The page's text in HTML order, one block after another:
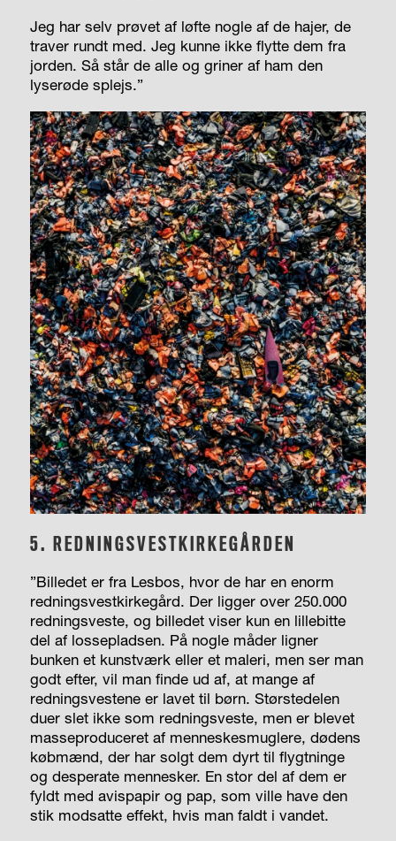
Jeg har selv prøvet af løfte nogle af de hajer, de
traver rundt med. Jeg kunne ikke flytte dem fra
jorden. Så står de alle og griner af ham den
lyserøde splejs.”
5. REDNINGSVESTKIRKEGÅRDEN
”Billedet er fra Lesbos, hvor de har en enorm
redningsvestkirkegård. Der ligger over 250.000
redningsveste, og billedet viser kun en lillebitte
del af lossepladsen. På nogle måder ligner
bunken et kunstværk eller et maleri, men ser man
godt efter, vil man finde ud af, at mange af
redningsvestene er lavet til børn. Størstedelen
duer slet ikke som redningsveste, men er blevet
masseproduceret af menneskesmuglere, dødens
købmænd, der har solgt dem dyrt til flygtninge
og desperate mennesker. En stor del af dem er
fyldt med avispapir og pap, som ville have den
stik modsatte effekt, hvis man faldt i vandet.